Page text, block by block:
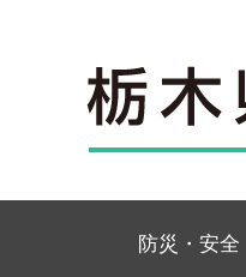
栃木県
防災・安全